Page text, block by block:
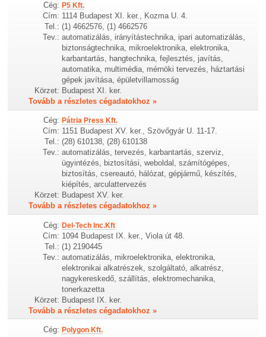
Cég: P5 Kft.
Cím: 1114 Budapest XI. ker., Kozma U. 4.
Tel.: (1) 4662576, (1) 4662576
Tev.: automatizálás, irányítástechnika, ipari automatizálás,
biztonságtechnika, mikroelektronika, elektronika,
karbantartás, hangtechnika, fejlesztés, javítás,
automatika, multimédia, mérnöki tervezés, háztartási
gépek javítása, épületvillamosság
Körzet: Budapest XI. ker.
Tovább a részletes cégadatokhoz »
Cég: Pátria Press Kft.
Cím: 1151 Budapest XV. ker., Szövőgyár U. 11-17.
Tel.: (28) 610138, (28) 610138
Tev.: automatizálás, tervezés, karbantartás, szerviz,
ügyintézés, biztosítási, weboldal, számítógépes,
biztosítás, csereautó, hálózat, gépjármű, készítés,
kiépítés, arculattervezés
Körzet: Budapest XV. ker.
Tovább a részletes cégadatokhoz »
Cég: Del-Tech Inc.Kft
Cím: 1094 Budapest IX. ker., Viola út 48.
Tel.: (1) 2190445
Tev.: automatizálás, mikroelektronika, elektronika,
elektronikai alkatrészek, szolgáltató, alkatrész,
nagykereskedő, szállítás, elektromechanika,
tonerkazetta
Körzet: Budapest IX. ker.
Tovább a részletes cégadatokhoz »
Cég: Polygon Kft.